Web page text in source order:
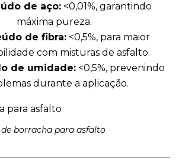
de aço:<0,01%, garantindo
máxima pureza.
de fibra: <0,5%, para maior
com misturas de asfalto.
de umidade:<0,5%, prevenindo
durante a aplicação.
de borracha para asfalto